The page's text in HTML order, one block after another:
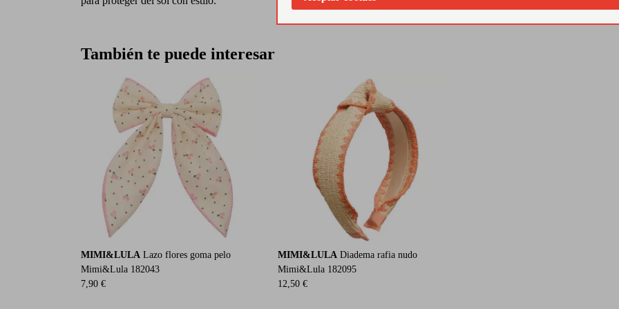
También te puede interesar
MIMI&LULA Lazo flores goma pelo
Mimi&Lula 182043
7,90 €
MIMI&LULA Diadema rafia nudo
Mimi&Lula 182095
12,50 €